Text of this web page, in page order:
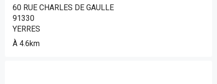
60 RUE CHARLES DE GAULLE
91330
YERRES
À 4.6km